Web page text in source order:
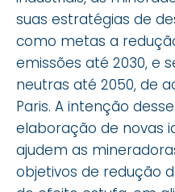
suas estratégias de
como metas a
emissões até 2030, e
neutras até 2050, de
Paris. A intenção
elaboração de novas
ajudem as
objetivos de redução